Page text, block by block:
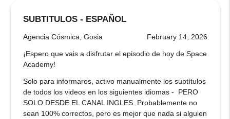
SUBTITULOS - ESPAÑOL
Agencia Cósmica, Gosia February 14, 2026
¡Espero que vais a disfrutar el episodio de hoy de Space
Academy!
Solo para informaros, activo manualmente los subtítulos
de todos los videos en los siguientes idiomas - PERO
SOLO DESDE EL CANAL INGLES. Probablemente no
sean 100% correctos, pero es mejor que nada si alguien